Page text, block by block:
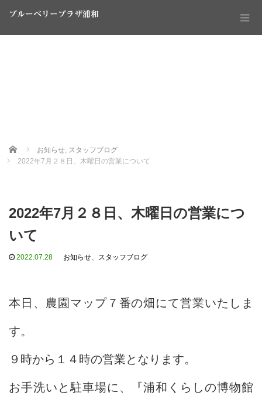
ブルーベリープラザ浦和
Home お知らせ, スタッフブログ
2022年7月２８日、木曜日の営業について
2022年7月２８日、木曜日の営業につ
いて
2022.07.28 お知らせ、 スタッフブログ
本日、農園マップ７番の畑にて営業いたしま
す。
９時から１４時の営業となります。
お手洗いと駐車場に、『浦和くらしの博物館